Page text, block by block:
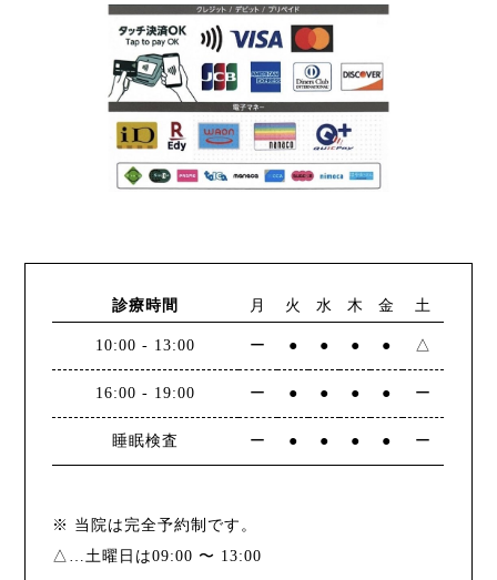
診療時間 月 火 水 木 金 土
10:00 - 13:00 ー ● ● ● ● △
16:00 - 19:00 ー ● ● ● ● ー
睡眠検査 ー ● ● ● ● ー
※ 当院は完全予約制です。
△…土曜日は09:00 〜 13:00